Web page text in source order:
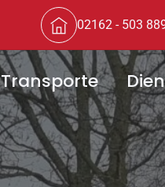
02162 - 503
Transporte